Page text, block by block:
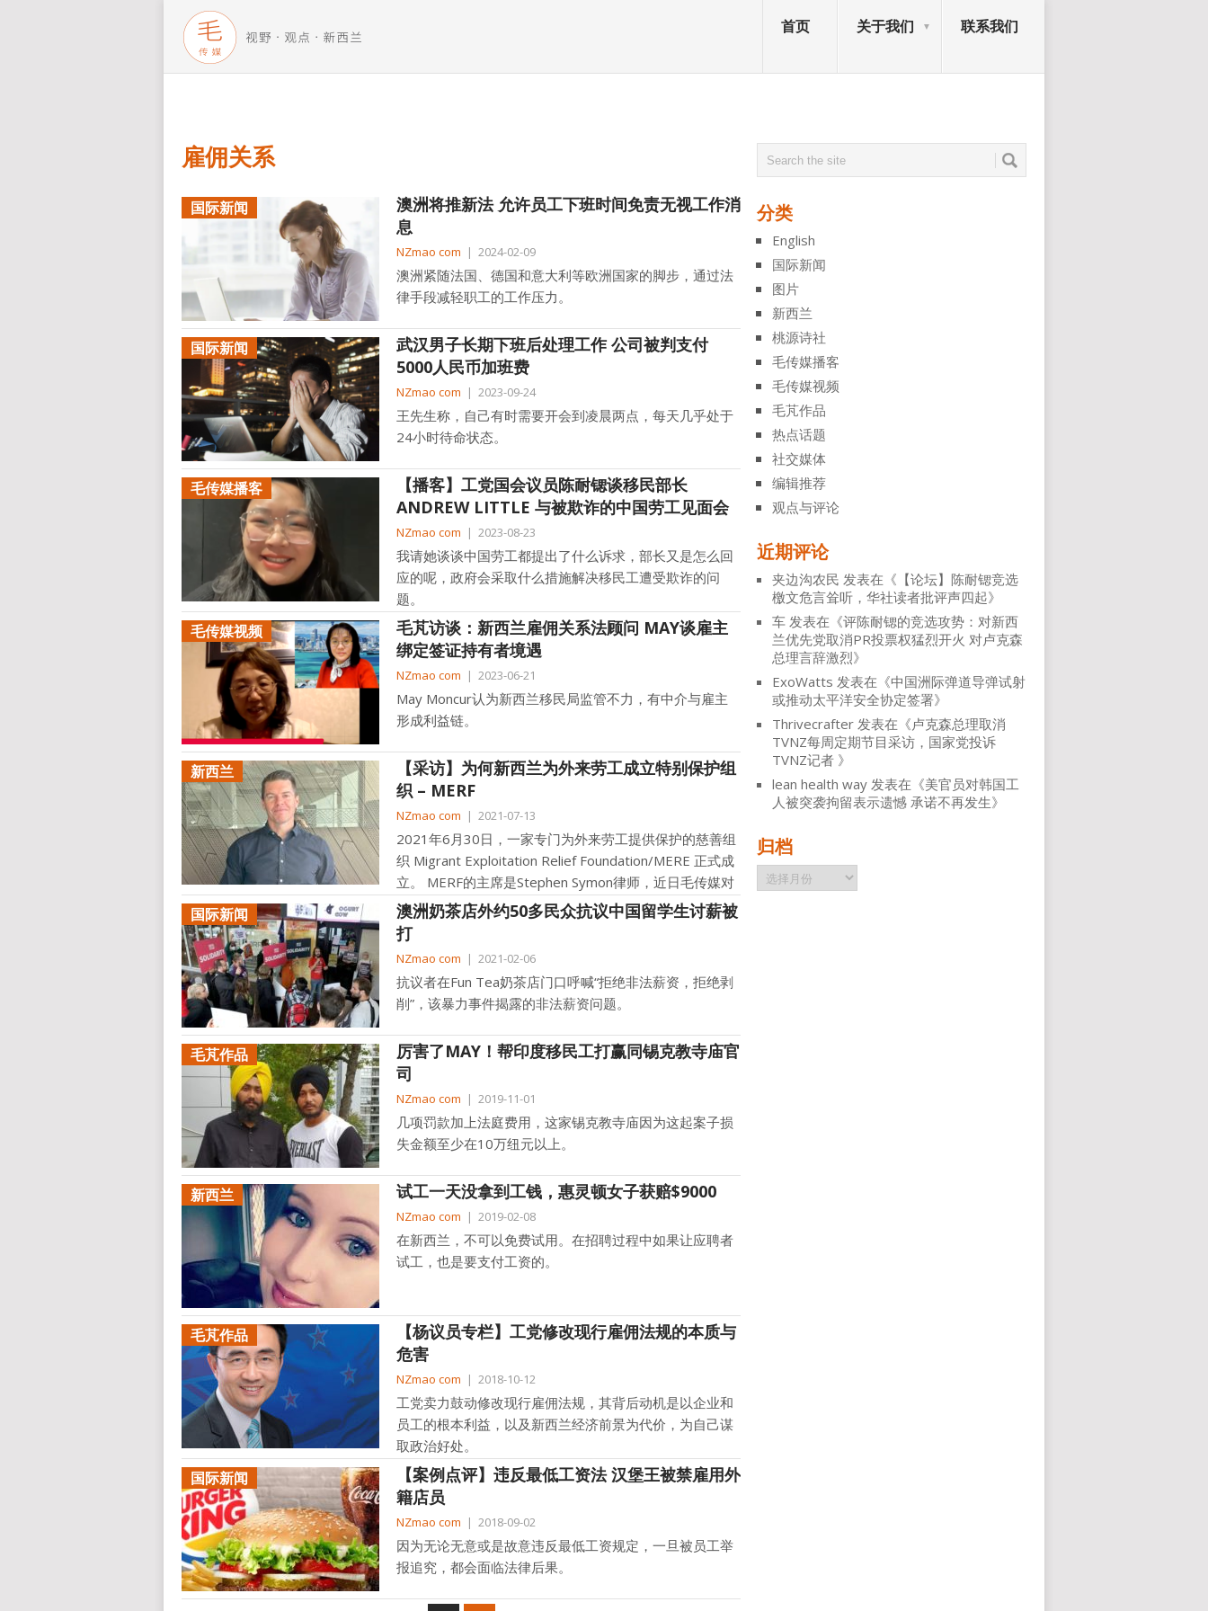
首页 关于我们 联系我们
雇佣关系
国际新闻
澳洲将推新法 允许员工下班时间免责无视工作消
息
NZmao com | 2024-02-09
澳洲紧随法国、德国和意大利等欧洲国家的脚步，通过法
律手段减轻职工的工作压力。
国际新闻
武汉男子长期下班后处理工作 公司被判支付
5000人民币加班费
NZmao com | 2023-09-24
王先生称，自己有时需要开会到凌晨两点，每天几乎处于
24小时待命状态。
毛传媒播客
【播客】工党国会议员陈耐锶谈移民部长
ANDREW LITTLE 与被欺诈的中国劳工见面会
NZmao com | 2023-08-23
我请她谈谈中国劳工都提出了什么诉求，部长又是怎么回
应的呢，政府会采取什么措施解决移民工遭受欺诈的问
题。
毛传媒视频
毛芃访谈：新西兰雇佣关系法顾问 MAY谈雇主
绑定签证持有者境遇
NZmao com | 2023-06-21
May Moncur认为新西兰移民局监管不力，有中介与雇主
形成利益链。
新西兰
【采访】为何新西兰为外来劳工成立特别保护组
织 – MERF
NZmao com | 2021-07-13
2021年6月30日，一家专门为外来劳工提供保护的慈善组
织 Migrant Exploitation Relief Foundation/MERE 正式成
立。 MERF的主席是Stephen Symon律师，近日毛传媒对
[…]
国际新闻
澳洲奶茶店外约50多民众抗议中国留学生讨薪被
打
NZmao com | 2021-02-06
抗议者在Fun Tea奶茶店门口呼喊“拒绝非法薪资，拒绝剥
削”，该暴力事件揭露的非法薪资问题。
毛芃作品
厉害了MAY！帮印度移民工打赢同锡克教寺庙官
司
NZmao com | 2019-11-01
几项罚款加上法庭费用，这家锡克教寺庙因为这起案子损
失金额至少在10万纽元以上。
新西兰 试工一天没拿到工钱，惠灵顿女子获赔$9000
NZmao com | 2019-02-08
在新西兰，不可以免费试用。在招聘过程中如果让应聘者
试工，也是要支付工资的。
毛芃作品
【杨议员专栏】工党修改现行雇佣法规的本质与
危害
NZmao com | 2018-10-12
工党卖力鼓动修改现行雇佣法规，其背后动机是以企业和
员工的根本利益，以及新西兰经济前景为代价，为自己谋
取政治好处。
国际新闻
【案例点评】违反最低工资法 汉堡王被禁雇用外
籍店员
NZmao com | 2018-09-02
因为无论无意或是故意违反最低工资规定，一旦被员工举
报追究，都会面临法律后果。
分类
English
国际新闻
图片
新西兰
桃源诗社
毛传媒播客
毛传媒视频
毛芃作品
热点话题
社交媒体
编辑推荐
观点与评论
近期评论
夹边沟农民 发表在《 【论坛】陈耐锶竞选
檄文危言耸听，华社读者批评声四起》
车 发表在《评陈耐锶的竞选攻势：对新西
兰优先党取消PR投票权猛烈开火 对卢克森
总理言辞激烈》
ExoWatts 发表在《中国洲际弹道导弹试射
或推动太平洋安全协定签署》
Thrivecrafter 发表在《卢克森总理取消
TVNZ每周定期节目采访，国家党投诉
TVNZ记者 》
lean health way 发表在《美官员对韩国工
人被突袭拘留表示遗憾 承诺不再发生》
归档
归
档